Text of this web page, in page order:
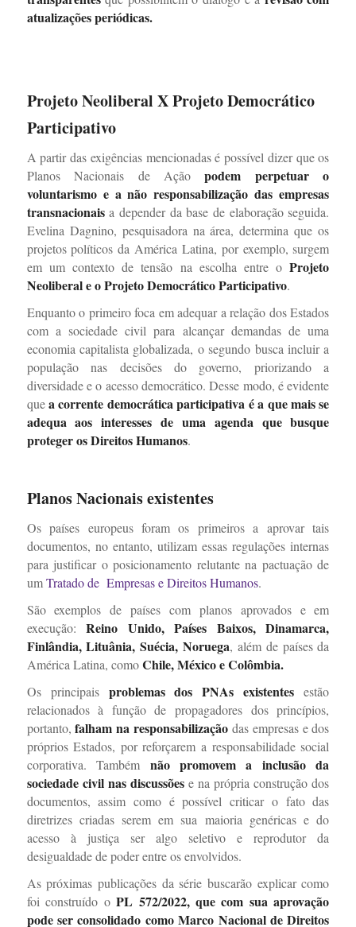
atualizações periódicas.
Projeto Neoliberal X Projeto Democrático
Participativo
A partir das exigências mencionadas é possível dizer que os
Planos Nacionais de Açãopodem perpetuar o
voluntarismo e a não responsabilização das empresas
transnacionaisa depender da base de elaboração seguida.
Evelina Dagnino, pesquisadora na área, determina que os
projetos políticos da América Latina, por exemplo, surgem
em um contexto de tensão na escolha entre oProjeto
Neoliberal e o Projeto Democrático Participativo.
Enquanto o primeiro foca em adequar a relação dos Estados
com a sociedade civil para alcançar demandas de uma
economia capitalista globalizada, o segundo busca incluir a
população nas decisões do governo, priorizando a
diversidade e o acesso democrático. Desse modo, é evidente
quea corrente democrática participativa é a que mais se
adequa aos interesses de uma agenda que busque
proteger os Direitos Humanos.
Planos Nacionais existentes
Os países europeus foram os primeiros a aprovar tais
documentos, no entanto, utilizam essas regulações internas
para justificar o posicionamento relutante na pactuação de
umTratado de Empresas e Direitos Humanos.
São exemplos de países com planos aprovados e em
execução:Reino Unido, Países Baixos, Dinamarca,
Finlândia, Lituânia, Suécia, Noruega, além de países da
América Latina, comoChile, México e Colômbia.
Os principais problemas dos PNAs existentes estão
relacionados à função de propagadores dos princípios,
portanto,falham na responsabilização das empresas e dos
próprios Estados, por reforçarem a responsabilidade social
corporativa. Também não promovem a inclusão da
sociedade civil nas discussõese na própria construção dos
documentos, assim como é possível criticar o fato das
diretrizes criadas serem em sua maioria genéricas e do
acesso à justiça ser algo seletivo e reprodutor da
desigualdade de poder entre os envolvidos.
As próximas publicações da série buscarão explicar como
foi construído oPL 572/2022, que com sua aprovação
pode ser consolidado como Marco Nacional de Direitos